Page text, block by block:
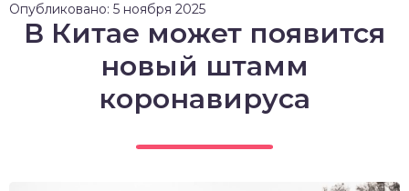
Опубликовано: 5 ноября 2025
В Китае может появится
новый штамм
коронавируса